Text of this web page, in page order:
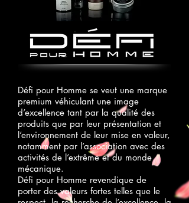
Défi pour Homme se veut une marque
premium véhiculant une image
d’excellence tant par la qualité des
produits que par leur présentation et
l’environnement de leur mise en valeur,
notamment par l’association avec des
activités de l’extrême et du monde
mécanique.
Défi pour Homme revendique de
porter des valeurs fortes telles que le